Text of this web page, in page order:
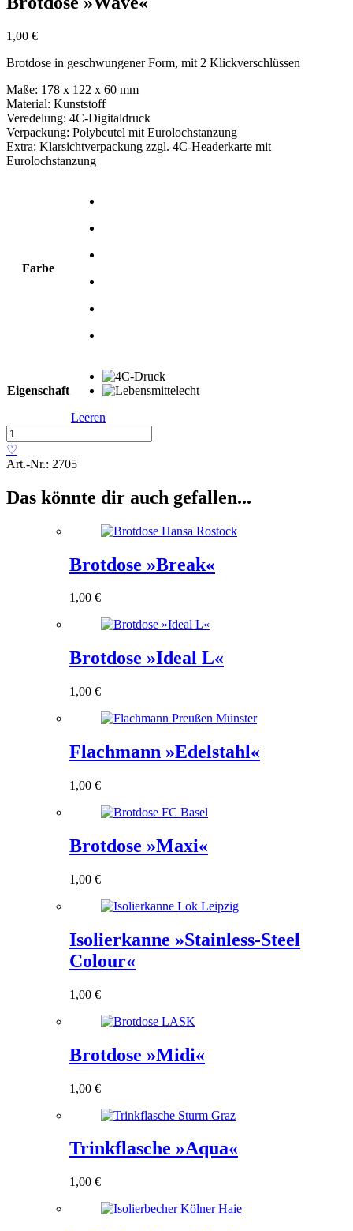
1,00 €
Brotdose in geschwungener Form, mit 2 Klickverschlüssen
Maße: 178 x 122 x 60 mm
Material: Kunststoff
Veredelung: 4C-Digitaldruck
Verpackung: Polybeutel mit Eurolochstanzung
Extra: Klarsichtverpackung zzgl. 4C-Headerkarte mit
Eurolochstanzung
Farbe
Eigenschaft
Leeren
Brotdose
»Wave«
Menge
♡
Art.-Nr.: 2705
Das könnte dir auch gefallen...
Brotdose »Break«
1,00 €
Brotdose »Ideal L«
1,00 €
Flachmann »Edelstahl«
1,00 €
Brotdose »Maxi«
1,00 €
Isolierkanne »Stainless-Steel
Colour«
1,00 €
Brotdose »Midi«
1,00 €
Trinkflasche »Aqua«
1,00 €